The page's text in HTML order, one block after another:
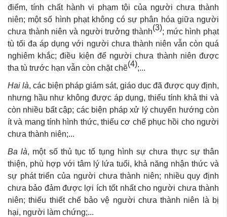
điểm, tính chất hành vi phạm tội của người chưa thành
niên; một số hình phạt không có sự phân hóa giữa người
chưa thành niên và người trưởng thành(3); mức hình phạt
tù tối đa áp dụng với người chưa thành niên vẫn còn quá
nghiêm khắc; điều kiện để người chưa thành niên được
tha tù trước hạn vẫn còn chặt chẽ(4);...
Hai là, các biện pháp giám sát, giáo dục đã được quy định,
nhưng hầu như không được áp dụng, thiếu tính khả thi và
còn nhiều bất cập; các biện pháp xử lý chuyển hướng còn
ít và mang tính hình thức, thiếu cơ chế phục hồi cho người
chưa thành niên;...
Ba là, một số thủ tục tố tụng hình sự chưa thực sự thân
thiện, phù hợp với tâm lý lứa tuổi, khả năng nhận thức và
sự phát triển của người chưa thành niên; nhiều quy định
chưa bảo đảm được lợi ích tốt nhất cho người chưa thành
niên; thiếu thiết chế bảo vệ người chưa thành niên là bị
hại, người làm chứng;...